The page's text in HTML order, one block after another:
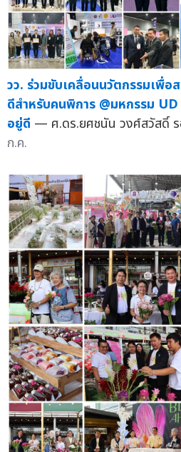
วว. ร่วมขับเคลื่อนนวัตกรรมเพื่
ดีสำหรับคนพิการ @มหกรรม
อยู่ดี — ศ.ดร.ยศชนัน วงศ์สวัสดิ์ ร
ก.ค.